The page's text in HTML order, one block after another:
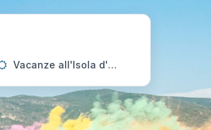
Vacanze all'Isola d'Elba